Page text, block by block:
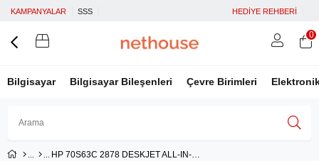
KAMPANYALAR SSS HEDİYE REHBERİ
Bilgisayar Bilgisayar Bileşenleri Çevre Birimleri
0
HP 70S63C 2878 DESKJET ALL-IN-ONE + WIFI RENKLİ MÜREKKEP PÜSKÜRTMELİ YAZICI 7.5PPM